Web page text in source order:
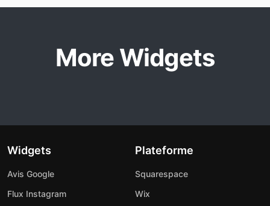
More Widgets
Widgets
Avis Google
Flux Instagram
Plateforme
Squarespace
Wix